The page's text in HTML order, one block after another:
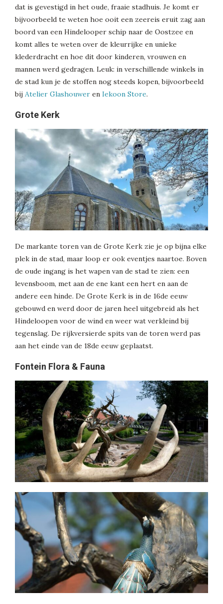
dat is gevestigd in het oude, fraaie stadhuis. Je komt er
bijvoorbeeld te weten hoe ooit een zeereis eruit zag aan
boord van een Hindelooper schip naar de Oostzee en
komt alles te weten over de kleurrijke en unieke
klederdracht en hoe dit door kinderen, vrouwen en
mannen werd gedragen. Leuk: in verschillende winkels in
de stad kun je de stoffen nog steeds kopen, bijvoorbeeld
bij Atelier Glashouwer en Iekoon Store.
Grote Kerk
De markante toren van de Grote Kerk zie je op bijna elke
plek in de stad, maar loop er ook eventjes naartoe. Boven
de oude ingang is het wapen van de stad te zien: een
levensboom, met aan de ene kant een hert en aan de
andere een hinde. De Grote Kerk is in de 16de eeuw
gebouwd en werd door de jaren heel uitgebreid als het
Hindeloopen voor de wind en weer wat verkleind bij
tegenslag. De rijkversierde spits van de toren werd pas
aan het einde van de 18de eeuw geplaatst.
Fontein Flora & Fauna